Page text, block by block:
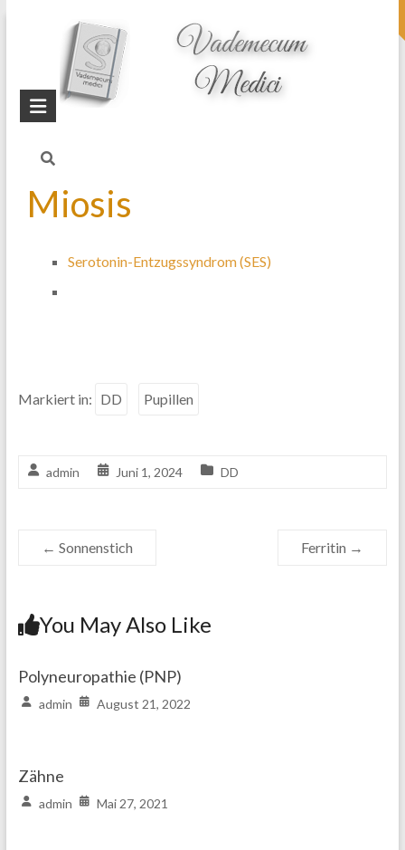
topheader
Startseite
Blog
Pupillen (DD)
Miosis
Serotonin-Entzugssyndrom (SES)
Markiert in: DD Pupillen
admin Juni 1, 2024 DD
← Sonnenstich Ferritin →
You May Also Like
Polyneuropathie (PNP)
admin August 21, 2022
Zähne
admin Mai 27, 2021